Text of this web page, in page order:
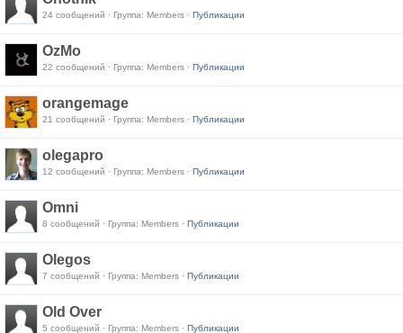
24 сообщений · Группа: Members · Публикации
OzMo
22 сообщений · Группа: Members · Публикации
orangemage
21 сообщений · Группа: Members · Публикации
olegapro
12 сообщений · Группа: Members · Публикации
Omni
8 сообщений · Группа: Members · Публикации
Olegos
7 сообщений · Группа: Members · Публикации
Old Over
5 сообщений · Группа: Members · Публикации